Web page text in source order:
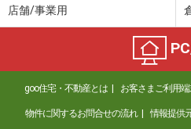
店舗/事業用
goo住宅・不動産とは お客さまご利用
物件に関するお問合せの流れ 情報提供